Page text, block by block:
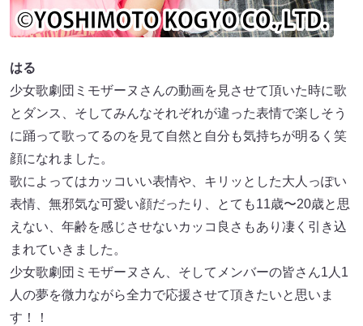
はる
少女歌劇団ミモザーヌさんの動画を見させて頂いた時に歌
とダンス、そしてみんなそれぞれが違った表情で楽しそう
に踊って歌ってるのを見て自然と自分も気持ちが明るく笑
顔になれました。
歌によってはカッコいい表情や、キリッとした大人っぽい
表情、無邪気な可愛い顔だったり、とても11歳〜20歳と思
えない、年齢を感じさせないカッコ良さもあり凄く引き込
まれていきました。
少女歌劇団ミモザーヌさん、そしてメンバーの皆さん1人1
人の夢を微力ながら全力で応援させて頂きたいと思いま
す！！